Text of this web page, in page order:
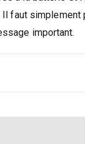
faut
important.